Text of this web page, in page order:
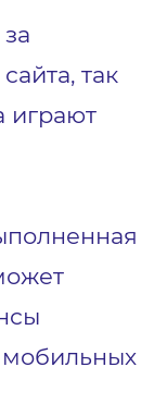
так
играют